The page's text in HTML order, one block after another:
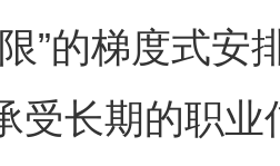
”的梯度式
受长期的职业